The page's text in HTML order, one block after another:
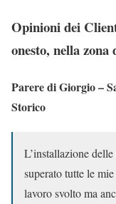
Opinioni dei
onesto, nella
Parere di Giorgio –
Storico
L’installazione
superato tutte le
lavoro svolto ma